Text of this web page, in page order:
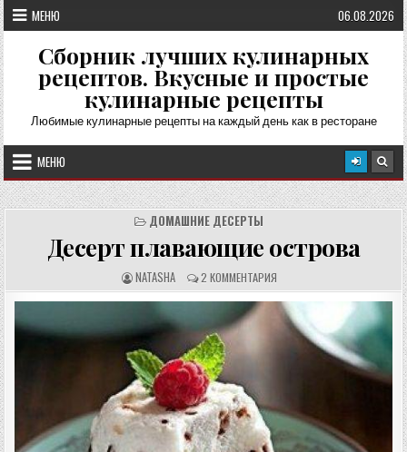
Перейти
к
содержимому
МЕНЮ 06.08.2026
Сборник лучших кулинарных
рецептов. Вкусные и простые
кулинарные рецепты
Любимые кулинарные рецепты на каждый день как в ресторане
МЕНЮ
ДОМАШНИЕ ДЕСЕРТЫ
Десерт плавающие острова
А
В
Т
Р
Е
Ц
Е
П
Т
А
:
NATASHA О
Т
З
Ы
:
2 КОММЕНТАРИЯ